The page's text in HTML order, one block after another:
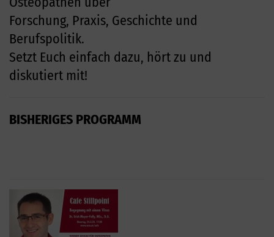
Forschung, Praxis, Geschichte und
Berufspolitik.
Setzt Euch einfach dazu, hört zu und
diskutiert mit!
BISHERIGES PROGRAMM